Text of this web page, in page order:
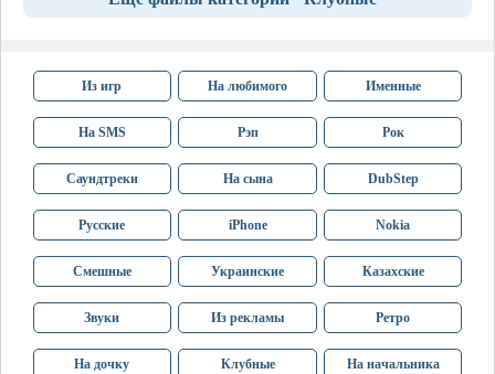
Из игр На любимого Именные
На SMS Рэп Рок
Саундтреки На сына DubStep
Русские iPhone Nokia
Смешные Украинские Казахские
Звуки Из рекламы Ретро
На дочку Клубные На начальника